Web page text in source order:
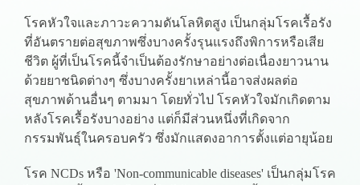
โรคหัวใจและภาวะความดันโลหิตสูง เป็นกลุ่มโรคเรื้อรัง
ที่อันตรายต่อสุขภาพซึ่งบางครั้งรุนแรงถึงพิการหรือเสีย
ชีวิต ผู้ที่เป็นโรคนี้จำเป็นต้องรักษาอย่างต่อเนื่องยาวนาน
ด้วยยาชนิดต่างๆ ซึ่งบางครั้งยาเหล่านี้อาจส่งผลต่อ
สุขภาพด้านอื่นๆ ตามมา โดยทั่วไป โรคหัวใจมักเกิดตาม
หลังโรคเรื้อรังบางอย่าง แต่ก็มีส่วนหนึ่งที่เกิดจาก
กรรมพันธุ์ในครอบครัว ซึ่งมักแสดงอาการตั้งแต่อายุน้อย
โรค NCDs หรือ 'Non-communicable diseases' เป็นกลุ่มโรค